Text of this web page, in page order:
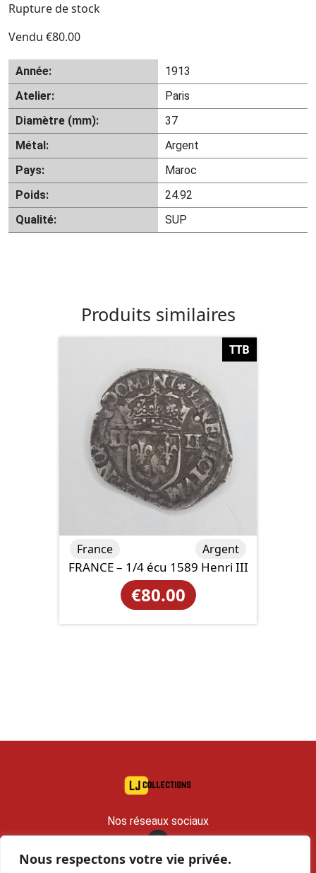
Nous respectons votre vie privée.
Rupture de stock
Vendu €80.00
Année:
1913
Atelier:
Paris
Diamètre (mm):
37
Métal:
Argent
Pays:
Maroc
Poids:
24.92
Qualité:
SUP
Produits similaires
TTB
FRANCE – 1/4 écu 1589 Henri III
€80.00
France Argent
Nos réseaux sociaux
contact@lj-collections.com